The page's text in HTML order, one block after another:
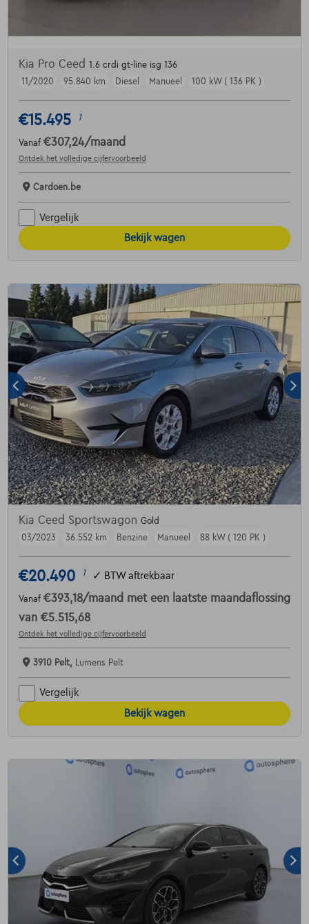
Kia Pro Ceed 1.6 crdi gt-line isg 136
11/2020
95.840 km Diesel Manueel 100 kW ( 136 PK )
€15.495 1
Vanaf €307,24/maand
Ontdek het volledige cijfervoorbeeld
Cardoen.be
Vergelijk
Bekijk wagen
Kia Ceed Sportswagon Gold
03/2023
36.552 km Benzine Manueel 88 kW ( 120 PK )
€20.490 1 ✓ BTW aftrekbaar
Vanaf €393,18/maand met een laatste maandaflossing
van €5.515,68
Ontdek het volledige cijfervoorbeeld
3910 Pelt, Lumens Pelt
Vergelijk
Bekijk wagen